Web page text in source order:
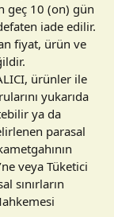
geç 10 (on) gün
iade edilir.
fiyat, ürün ve
ürünler ile
yukarıda
ya da
parasal
veya Tüketici
sınırların